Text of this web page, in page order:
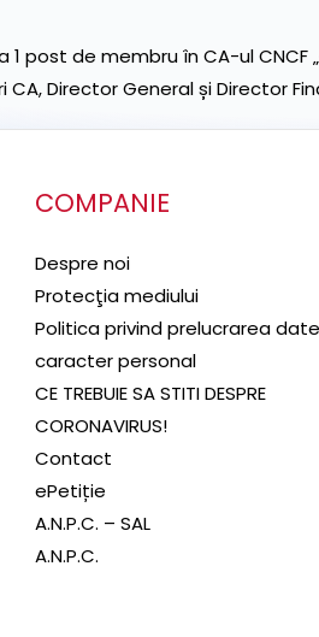
post de membru în CA-ul CNCF
Director General și Director
COMPANIE
Despre noi
Protecţia mediului
Politica privind prelucrarea
caracter personal
CE TREBUIE SA STITI DESPRE
CORONAVIRUS!
Contact
ePetiție
A.N.P.C. – SAL
A.N.P.C.